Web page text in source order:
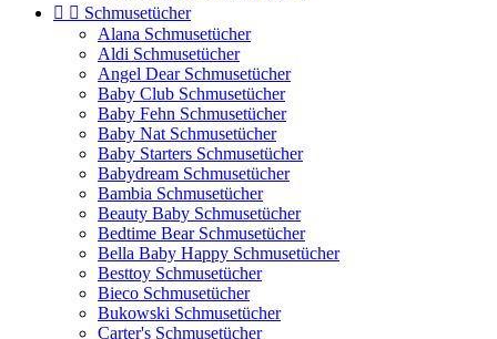
  Schmusetücher
Alana Schmusetücher
Aldi Schmusetücher
Angel Dear Schmusetücher
Baby Club Schmusetücher
Baby Fehn Schmusetücher
Baby Nat Schmusetücher
Baby Starters Schmusetücher
Babydream Schmusetücher
Bambia Schmusetücher
Beauty Baby Schmusetücher
Bedtime Bear Schmusetücher
Bella Baby Happy Schmusetücher
Besttoy Schmusetücher
Bieco Schmusetücher
Bukowski Schmusetücher
Carter's Schmusetücher